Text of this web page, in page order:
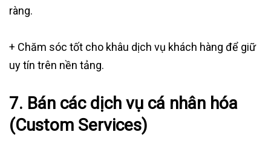
ràng.
+ Chăm sóc tốt cho khâu dịch vụ khách hàng để giữ
uy tín trên nền tảng.
7. Bán các dịch vụ cá nhân hóa
(Custom Services)